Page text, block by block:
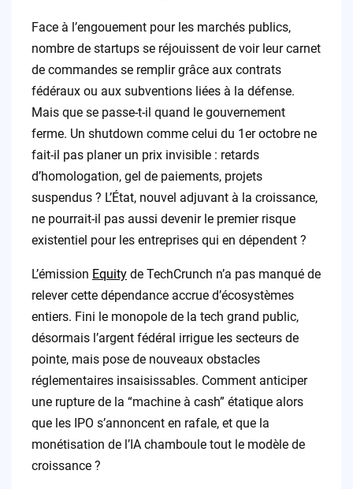
Face à l’engouement pour les marchés publics,
nombre de startups se réjouissent de voir leur carnet
de commandes se remplir grâce aux contrats
fédéraux ou aux subventions liées à la défense.
Mais que se passe-t-il quand le gouvernement
ferme. Un shutdown comme celui du 1er octobre ne
fait-il pas planer un prix invisible : retards
d’homologation, gel de paiements, projets
suspendus ? L’État, nouvel adjuvant à la croissance,
ne pourrait-il pas aussi devenir le premier risque
existentiel pour les entreprises qui en dépendent ?
L’émission Equityde TechCrunch n’a pas manqué de
relever cette dépendance accrue d’écosystèmes
entiers. Fini le monopole de la tech grand public,
désormais l’argent fédéral irrigue les secteurs de
pointe, mais pose de nouveaux obstacles
réglementaires insaisissables. Comment anticiper
une rupture de la “machine à cash” étatique alors
que les IPO s’annoncent en rafale, et que la
monétisation de l’IA chamboule tout le modèle de
croissance ?